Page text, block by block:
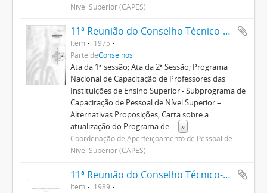
Nível Superior (CAPES)
11ª Reunião do Conselho Técnico-Administrativo
Item
1975
Parte deConselhos
Ata da 1ª sessão; Ata da 2ª Sessão; Programa
Nacional de Capacitação de Professores das
Instituições de Ensino Superior - Subprograma de
Capacitação de Pessoal de Nível Superior –
Alternativas Proposições; Carta sobre a
atualização do Programa de ... »
Coordenação de Aperfeiçoamento de Pessoal de
Nível Superior (CAPES)
11ª Reunião do Conselho Técnico-Científico
Item
1989